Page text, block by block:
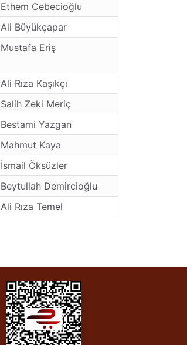
Ethem Cebecioğlu
Ali Büyükçapar
Mustafa Eriş
Ali Rıza Kaşıkçı
Salih Zeki Meriç
Bestami Yazgan
Mahmut Kaya
İsmail Öksüzler
Beytullah Demircioğlu
Ali Rıza Temel